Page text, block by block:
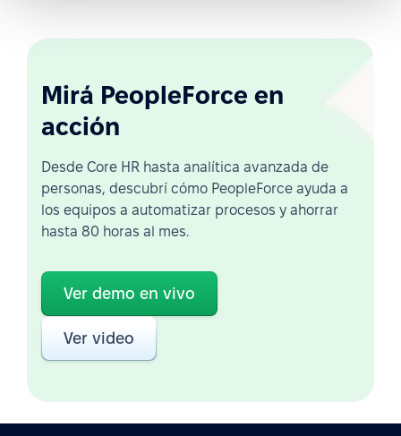
Mirá PeopleForce en
acción
Desde Core HR hasta analítica avanzada de
personas, descubrí cómo PeopleForce ayuda a
los equipos a automatizar procesos y ahorrar
hasta 80 horas al mes.
Ver demo en vivo
Ver video